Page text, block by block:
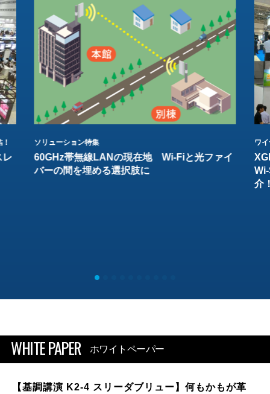
レ
ソリューション特集
60GHz帯無線LANの現在地 Wi-Fiと光ファイ
バーの間を埋める選択肢に
ワ
介
WHITE PAPER ホワイトペーパー
【基調講演 K2-4 スリーダブリュー】何もかもが革